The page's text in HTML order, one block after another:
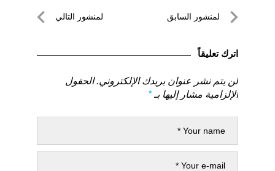
تصفّحلمنشور السابق
السابق
لمنشور التالي
اترك تعليقاً
لن يتم نشر عنوان بريدك الإلكتروني. الحقول
الإلزامية مشار إليها بـ*